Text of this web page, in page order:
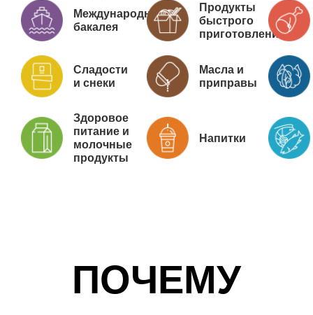
Международная
бакалея
Продукты
быстрого
приготовления
Сладости
и снеки
Масла и
приправы
Здоровое
питание и
молочные
продукты
Напитки
ПОЧЕМУ